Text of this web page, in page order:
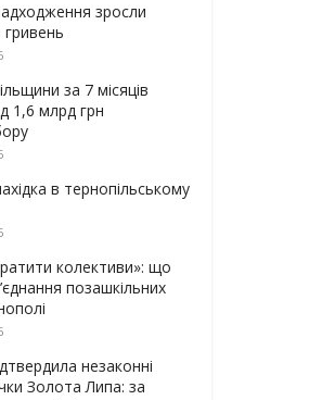
зросли
гривень
за 7 місяців
1,6 млрд грн
в тернопільському
колективи»: що
позашкільних
незаконні
Золота Липа: за